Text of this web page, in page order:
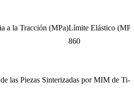
a la Tracción (MPa)Límite Elástico
860
las Piezas Sinterizadas por MIM de Ti-